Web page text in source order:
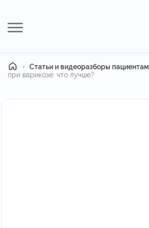
ГлавнаяСтатьи и видеоразборы пациентам
при варикозе: что лучше?